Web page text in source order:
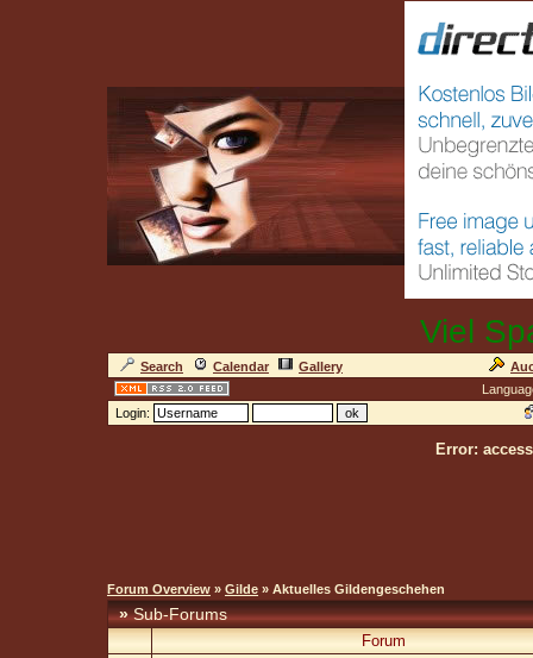
Viel
Search Calendar Gallery
Login:
Error:
Forum Overview » Gilde » Aktuelles Gildengeschehen
»Sub-Forums
Forum